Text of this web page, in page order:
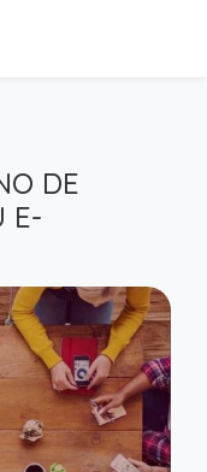
DE
E-